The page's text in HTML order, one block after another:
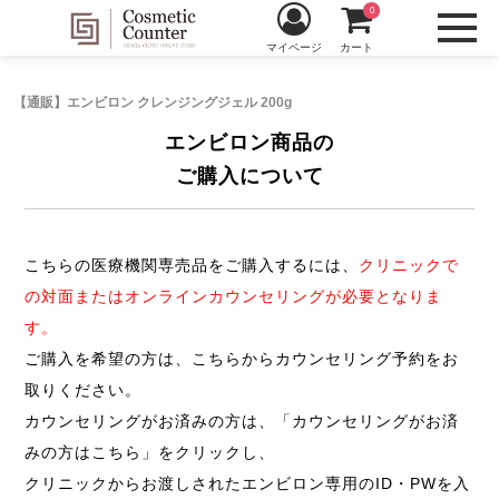
【通販】エンビロン クレンジングジェル 200g
マイページ カート
0
エンビロン商品の
ご購入について
こちらの医療機関専売品をご購入するには、 クリニックで
の対面またはオンラインカウンセリングが必要となりま
す。
ご購入を希望の方は、こちらからカウンセリング予約をお
取りください。
カウンセリングがお済みの方は、「カウンセリングがお済
みの方はこちら」をクリックし、
クリニックからお渡しされたエンビロン専用のID・PWを入